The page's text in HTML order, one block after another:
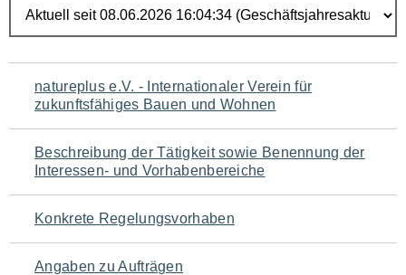
Navigation
für
den
Seiteninhalt
natureplus e.V. - Internationaler Verein für
zukunftsfähiges Bauen und Wohnen
Beschreibung der Tätigkeit sowie Benennung der
Interessen- und Vorhabenbereiche
Konkrete Regelungsvorhaben
Angaben zu Aufträgen